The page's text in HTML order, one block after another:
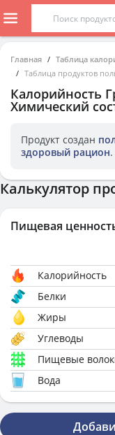
Главная
Таблица
Таблица продуктов
Калорийность
Химический
Продукт создан
здоровый рацион.
Калькулятор
Пищевая
Калорийность
Белки
Жиры
Углеводы
Пищевые
Вода